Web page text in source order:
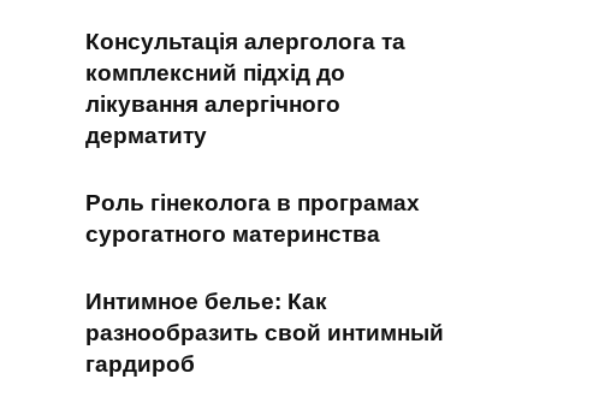
Консультація алерголога та
комплексний підхід до
лікування алергічного
дерматиту
Роль гінеколога в програмах
сурогатного материнства
Интимное белье: Как
разнообразить свой интимный
гардироб